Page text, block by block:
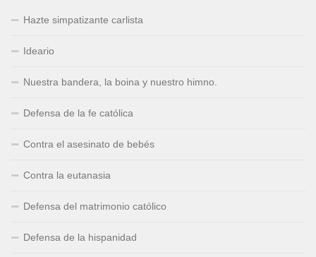
Hazte simpatizante carlista
Ideario
Nuestra bandera, la boina y nuestro himno.
Defensa de la fe católica
Contra el asesinato de bebés
Contra la eutanasia
Defensa del matrimonio católico
Defensa de la hispanidad